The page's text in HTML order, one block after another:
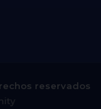
reservados